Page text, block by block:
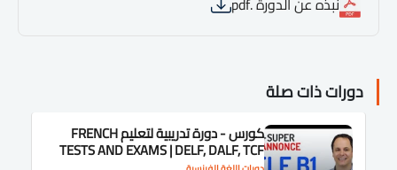
دورات ذات صلة
كورس - دورة تدريبية لتعليم FRENCH
TESTS AND EXAMS | DELF, DALF, TCF